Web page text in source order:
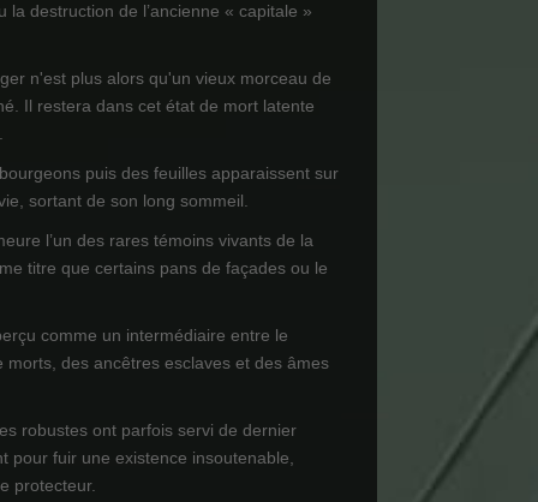
destruction de l’ancienne « capitale »
n'est plus alors qu'un vieux morceau de
Il restera dans cet état de mort latente
puis des feuilles apparaissent sur
sortant de son long sommeil.
l’un des rares témoins vivants de la
titre que certains pans de façades ou le
comme un intermédiaire entre le
des ancêtres esclaves et des âmes
robustes ont parfois servi de dernier
pour fuir une existence insoutenable,
protecteur.